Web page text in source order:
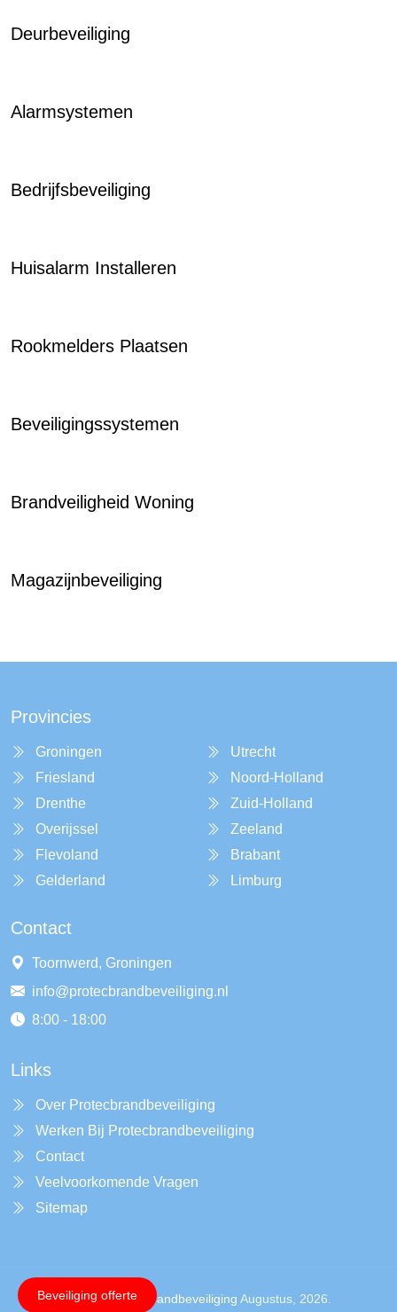
Deurbeveiliging
Alarmsystemen
Bedrijfsbeveiliging
Huisalarm Installeren
Rookmelders Plaatsen
Beveiligingssystemen
Brandveiligheid Woning
Magazijnbeveiliging
Provincies
Groningen
Friesland
Drenthe
Overijssel
Flevoland
Gelderland
Utrecht
Noord-Holland
Zuid-Holland
Zeeland
Brabant
Limburg
Contact
Toornwerd, Groningen
info@protecbrandbeveiliging.nl
8:00 - 18:00
Links
Over Protecbrandbeveiliging
Werken Bij Protecbrandbeveiliging
Contact
Veelvoorkomende Vragen
Sitemap
Copyright ©Protecbrandbeveiliging Augustus, 2026.
Beveiliging offerte